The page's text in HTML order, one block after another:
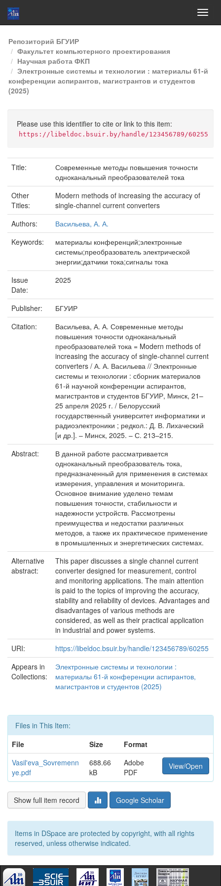
Skip
navigation
Репозиторий БГУИР
Факультет компьютерного проектирования
Научная работа ФКП
Электронные системы и технологии : материалы 61-й
конференции аспирантов, магистрантов и студентов
(2025)
Please use this identifier to cite or link to this item:
https://libeldoc.bsuir.by/handle/123456789/60255
Title:
Современные методы повышения точности
одноканальный преобразователей тока
Other
Titles:
Modern methods of increasing the accuracy of
single-channel current converters
Authors:
Васильева, А. А.
Keywords:
материалы конференций;электронные
системы;преобразователь электрической
энергии;датчики тока;сигналы тока
Issue
Date:
2025
Publisher:
БГУИР
Citation:
Васильева, А. А. Современные методы
повышения точности одноканальный
преобразователей тока = Modern methods of
increasing the accuracy of single-channel current
converters / А. А. Васильева // Электронные
системы и технологии : сборник материалов
61-й научной конференции аспирантов,
магистрантов и студентов БГУИР, Минск, 21–
25 апреля 2025 г. / Белорусский
государственный университет информатики и
радиоэлектроники ; редкол.: Д. В. Лихаческий
[и др.]. – Минск, 2025. – С. 213–215.
Abstract:
В данной работе рассматривается
одноканальный преобразователь тока,
предназначенный для применения в системах
измерения, управления и мониторинга.
Основное внимание уделено темам
повышения точности, стабильности и
надежности устройств. Рассмотрены
преимущества и недостатки различных
методов, а также их практическое применение
в промышленных и энергетических системах.
Alternative
abstract:
This paper discusses a single channel current
converter designed for measurement, control
and monitoring applications. The main attention
is paid to the topics of improving the accuracy,
stability and reliability of devices. Advantages and
disadvantages of various methods are
considered, as well as their practical application
in industrial and power systems.
URI:
https://libeldoc.bsuir.by/handle/123456789/60255
Appears in
Collections:
Электронные системы и технологии :
материалы 61-й конференции аспирантов,
магистрантов и студентов (2025)
Files in This Item:
File
Size
Format
Vasil'eva_Sovremenn
ye.pdf
688.66
kB
Adobe
PDF
View/Open
Show full item record Google Scholar
Items in DSpace are protected by copyright, with all rights
reserved, unless otherwise indicated.